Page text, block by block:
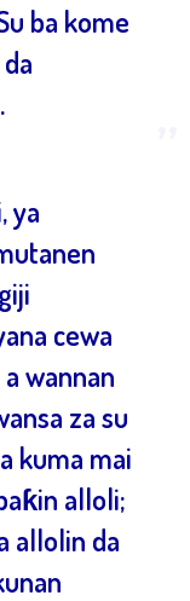
ba kome
ya
cewa
wannan
za su
kuma mai
alloli;
allolin da